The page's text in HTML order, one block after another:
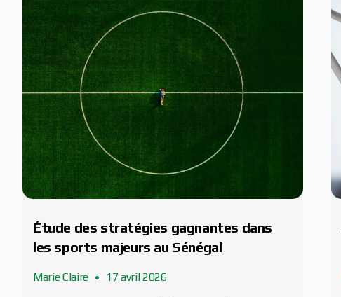
Étude des stratégies gagnantes dans
les sports majeurs au Sénégal
Marie Claire 17 avril 2026